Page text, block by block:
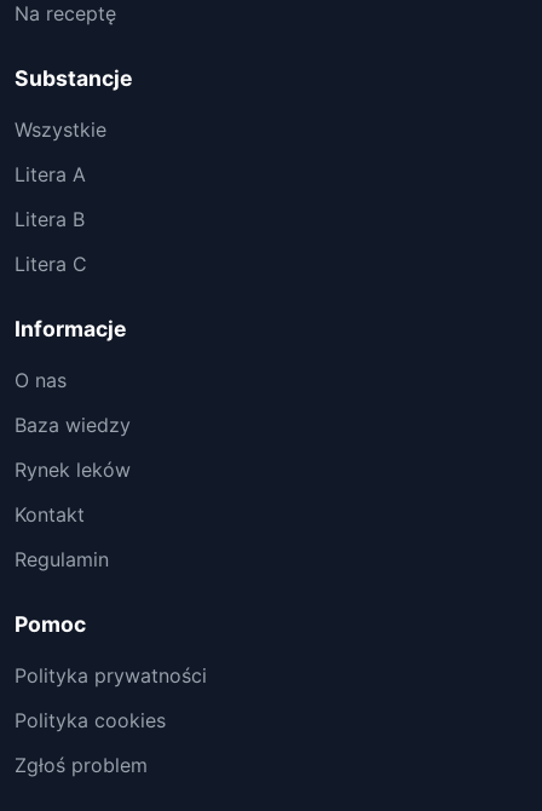
Na receptę
Substancje
Wszystkie
Litera A
Litera B
Litera C
Informacje
O nas
Baza wiedzy
Rynek leków
Kontakt
Regulamin
Pomoc
Polityka prywatności
Polityka cookies
Zgłoś problem